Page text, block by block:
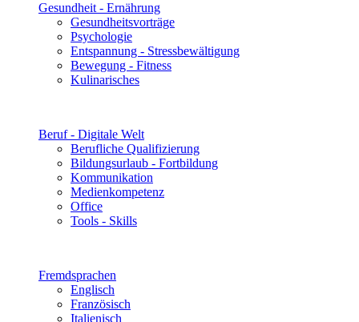
Gesundheit - Ernährung
Gesundheitsvorträge
Psychologie
Entspannung - Stressbewältigung
Bewegung - Fitness
Kulinarisches
Beruf - Digitale Welt
Berufliche Qualifizierung
Bildungsurlaub - Fortbildung
Kommunikation
Medienkompetenz
Office
Tools - Skills
Fremdsprachen
Englisch
Französisch
Italienisch